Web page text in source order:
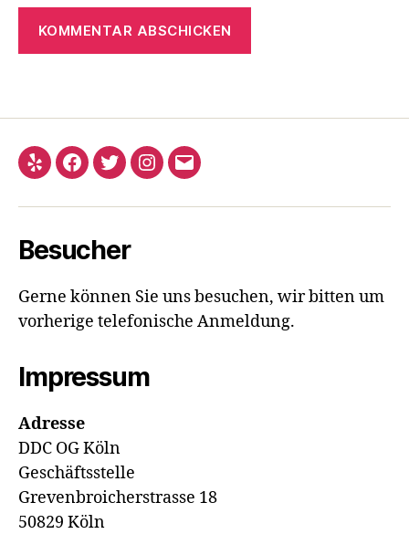
Yelp Facebook
TwitterInstagram
E-
Besucher
Gerne können Sie uns besuchen, wir bitten um
vorherige telefonische Anmeldung.
Impressum
Adresse
DDC OG Köln
Geschäftsstelle
Grevenbroicherstrasse 18
50829 Köln